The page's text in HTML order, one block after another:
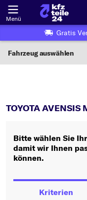
Menü
Gratis
Fahrzeug auswählen
Wo finde ich die?
Oder
Hersteller wählen
TOYOTA
Bitte wählen Sie
damit wir Ihnen
können.
Kriterien